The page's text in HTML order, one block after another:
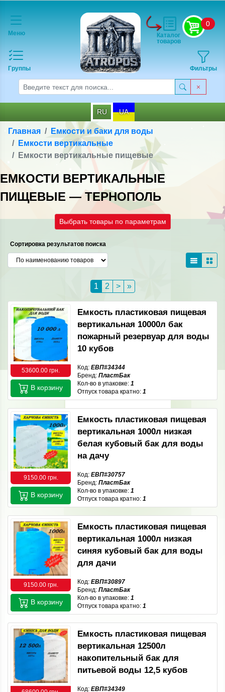
Меню
Группы
0
Фильтры
Каталог
товаров
RU UA
Главная
Емкости и баки для воды
Емкости вертикальные
Емкости вертикальные пищевые
ЕМКОСТИ ВЕРТИКАЛЬНЫЕ
ПИЩЕВЫЕ — ТЕРНОПОЛЬ
Выбрать товары по параметрам
Сортировка результатов поиска
1 2 > »
53600.00 грн.
Емкость пластиковая пищевая
вертикальная 10000л бак
пожарный резервуар для воды
10 кубов
Код: ЕВП#34344
Бренд: ПластБак
Кол-во в упаковке: 1
Отпуск товара кратно: 1
В корзину
9150.00 грн.
Емкость пластиковая пищевая
вертикальная 1000л низкая
белая кубовый бак для воды
на дачу
Код: ЕВП#30757
Бренд: ПластБак
Кол-во в упаковке: 1
Отпуск товара кратно: 1
В корзину
9150.00 грн.
Емкость пластиковая пищевая
вертикальная 1000л низкая
синяя кубовый бак для воды
для дачи
Код: ЕВП#30897
Бренд: ПластБак
Кол-во в упаковке: 1
Отпуск товара кратно: 1
В корзину
Емкость пластиковая пищевая
вертикальная 12500л
накопительный бак для
питьевой воды 12,5 кубов
Код: ЕВП#34349